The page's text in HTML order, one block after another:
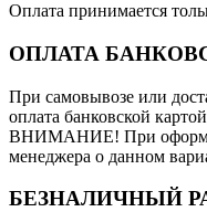
Оплата принимается
ОПЛАТА
При самовывозе или
оплата банковской
ВНИМАНИЕ! При
менеджера о данном
БЕЗНАЛИЧНЫЙ